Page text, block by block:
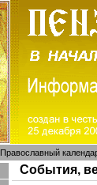
Православный
События,